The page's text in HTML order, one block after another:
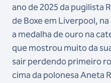
ano de 2025 da pugilista
de Boxe em Liverpool,
a medalha de ouro na
que mostrou muito da
sair perdendo primeiro
cima da polonesa Aneta